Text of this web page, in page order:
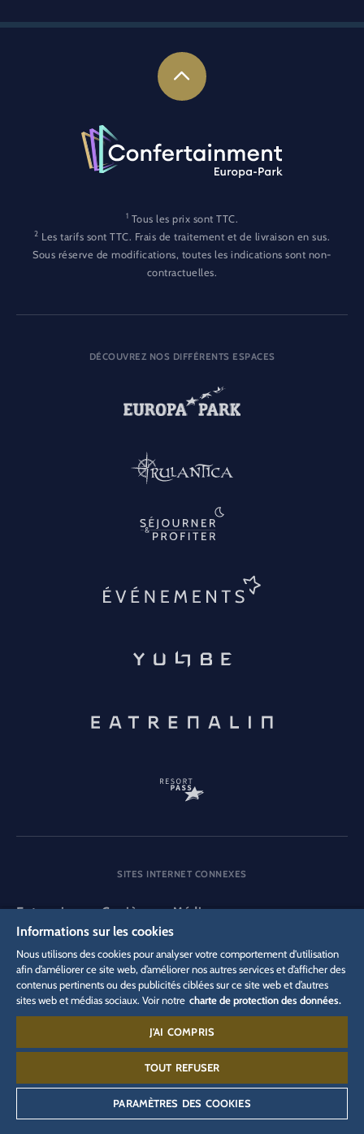
1 Tous les prix sont TTC.
2 Les tarifs sont TTC. Frais de traitement et de livraison en sus.
Sous réserve de modifications, toutes les indications sont non-
contractuelles.
DÉCOUVREZ NOS DIFFÉRENTS ESPACES
SITES INTERNET CONNEXES
Entreprise Carrière Média
DSGVO
Politique de confidentialité
Paramètres des cookies
Mentions légales
Informations juridiques
Contact :
00 49 78 22 77 14 400
2026Europa-Park GmbH & Co Mack KG
Informations sur les cookies
Nous utilisons des cookies pour analyser votre comportement d'utilisation
afin d’améliorer ce site web, d’améliorer nos autres services et d’afficher des
contenus pertinents ou des publicités ciblées sur ce site web et d’autres
sites web et médias sociaux. Voir notre charte de protection des données.
J'AI COMPRIS
TOUT REFUSER
PARAMÈTRES DES COOKIES